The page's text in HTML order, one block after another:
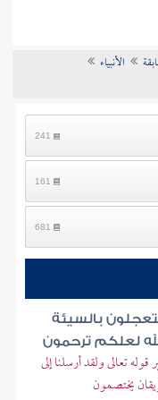
الأنبياء
241
161
681
بالسيئة
لعلكم ترحمون
تعالى ولقد أرسلنا إلى
يختصمون